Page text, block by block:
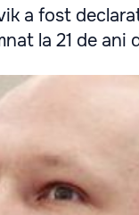
a fost
la 21 de ani